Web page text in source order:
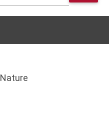
Nature